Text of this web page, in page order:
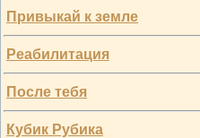
Привыкай к земле
Реабилитация
После тебя
Кубик Рубика